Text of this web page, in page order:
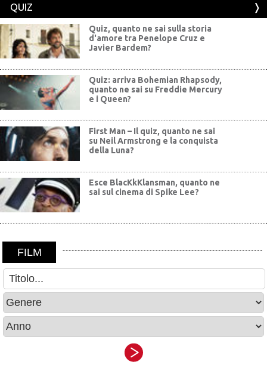
QUIZ
Quiz, quanto ne sai sulla storia
d'amore tra Penelope Cruz e
Javier Bardem?
Quiz: arriva Bohemian Rhapsody,
quanto ne sai su Freddie Mercury
e i Queen?
First Man – Il quiz, quanto ne sai
su Neil Armstrong e la conquista
della Luna?
Esce BlacKkKlansman, quanto ne
sai sul cinema di Spike Lee?